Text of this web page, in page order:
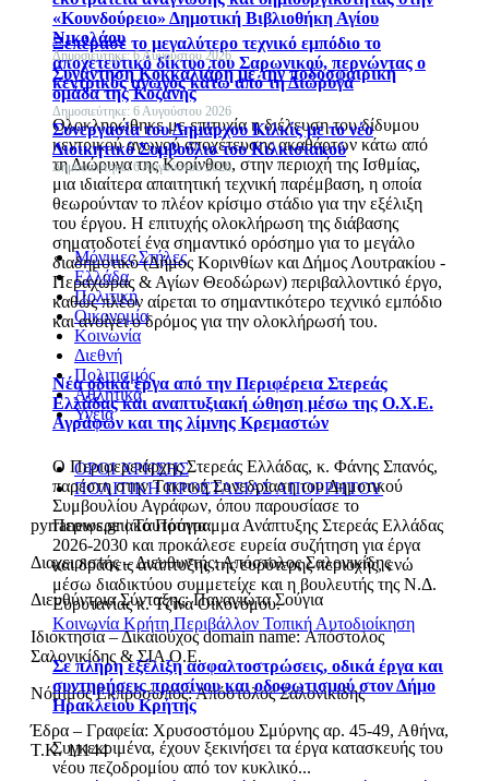
Ξεπέρασε το μεγαλύτερο τεχνικό εμπόδιο το
αποχετευτικό δίκτυο του Σαρωνικού, περνώντας ο
κεντρικός αγωγός κάτω από τη Διώρυγα
Ολοκληρώθηκε με επιτυχία η διέλευση του δίδυμου
κεντρικού αγωγού αποχέτευσης ακαθάρτων κάτω από
τη Διώρυγα της Κορίνθου, στην περιοχή της Ισθμίας,
μια ιδιαίτερα απαιτητική τεχνική παρέμβαση, η οποία
θεωρούνταν το πλέον κρίσιμο στάδιο για την εξέλιξη
του έργου. Η επιτυχής ολοκλήρωση της διάβασης
σηματοδοτεί ένα σημαντικό ορόσημο για το μεγάλο
διαδημοτικό (Δήμος Κορινθίων και Δήμος Λουτρακίου -
Περαχώρας & Αγίων Θεοδώρων) περιβαλλοντικό έργο,
καθώς πλέον αίρεται το σημαντικότερο τεχνικό εμπόδιο
και ανοίγει ο δρόμος για την ολοκλήρωσή του.
Νέα οδικά έργα από την Περιφέρεια Στερεάς
Ελλάδας και αναπτυξιακή ώθηση μέσω της Ο.Χ.Ε.
Αγράφων και της λίμνης Κρεμαστών
Ο Περιφερειάρχης Στερεάς Ελλάδας, κ. Φάνης Σπανός,
παρέστη στην Τακτική Συνεδρίαση του Δημοτικού
Συμβουλίου Αγράφων, όπου παρουσίασε το
Περιφερειακό Πρόγραμμα Ανάπτυξης Στερεάς Ελλάδας
2026-2030 και προκάλεσε ευρεία συζήτηση για έργα
και δράσεις ανάπτυξης της ευρύτερης περιοχής, ενώ
μέσω διαδικτύου συμμετείχε και η βουλευτής της Ν.Δ.
Ευρυτανίας κ. Τζίνα Οικονόμου.
Κοινωνία Κρήτη Περιβάλλον Τοπική Αυτοδιοίκηση
Σε πλήρη εξέλιξη ασφαλτοστρώσεις, οδικά έργα και
συντηρήσεις πρασίνου και οδοφωτισμού στον Δήμο
Ηρακλείου Κρήτης
Συγκεκριμένα, έχουν ξεκινήσει τα έργα κατασκευής του
νέου πεζοδρομίου από τον κυκλικό...
«Κουνδούρειο» Δημοτική Βιβλιοθήκη Αγίου
Νικολάου
Δημοσιεύτηκε: 6 Αυγούστου 2026
Συνάντηση Κοκκαλιάρη με την ποδοσφαιρική
ομάδα της Κοζάνης
Δημοσιεύτηκε: 6 Αυγούστου 2026
Συνεργασία του Δημάρχου Κιλκίς με το νέο
Διοικητικό Συμβούλιο του Κιλκισιακού
Δημοσιεύτηκε: 6 Αυγούστου 2026
Μόνιμες Στήλες
Ελλάδα
Πολιτική
Οικονομία
Κοινωνία
Διεθνή
Πολιτισμός
Αθλητικά
Υγεία
ΟΡΟΙ ΧΡΗΣΗΣ
ΠΟΛΙΤΙΚΗ ΠΡΟΣΤΑΣΙΑΣ ΑΠΟΡΡΗΤΟΥ
pyrranews.gr | Ταυτότητα
Διαχειριστής – Διευθυντής: Απόστολος Σαλονικίδης
Διευθύντρια Σύνταξης: Παναγιώτα Σούγια
Ιδιοκτησία – Δικαιούχος domain name: Απόστολος
Σαλονικίδης & ΣΙΑ Ο.Ε.
Νόμιμος Εκπρόσωπος: Απόστολος Σαλονικίδης
Έδρα – Γραφεία: Χρυσοστόμου Σμύρνης αρ. 45-49, Αθήνα,
Τ.Κ. 11144